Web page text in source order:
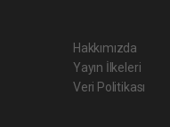
Hakkımızda
Yayın İlkeleri
Veri Politikası